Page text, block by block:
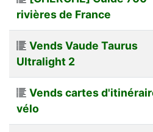
rivières de France
Vends Vaude Taurus
Ultralight 2
Vends cartes
vélo